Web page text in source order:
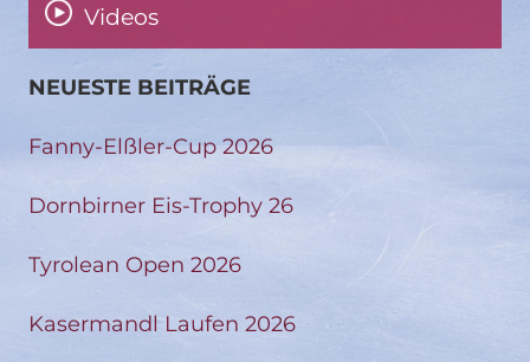
Videos
NEUESTE BEITRÄGE
Fanny-Elßler-Cup 2026
Dornbirner Eis-Trophy 26
Tyrolean Open 2026
Kasermandl Laufen 2026